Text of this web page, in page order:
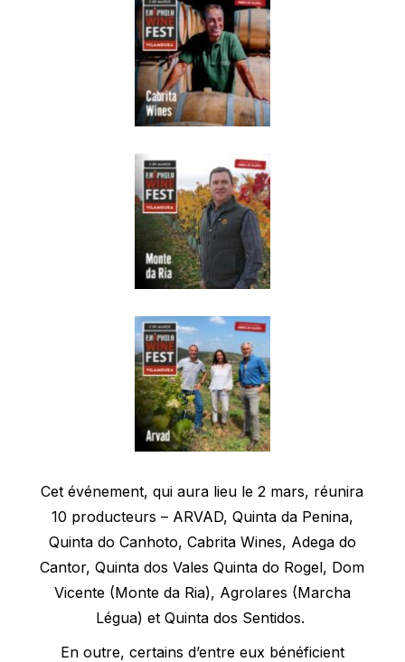
Cet événement, qui aura lieu le 2 mars, réunira
10 producteurs – ARVAD, Quinta da Penina,
Quinta do Canhoto, Cabrita Wines, Adega do
Cantor, Quinta dos Vales Quinta do Rogel, Dom
Vicente (Monte da Ria), Agrolares (Marcha
Légua) et Quinta dos Sentidos.
En outre, certains d’entre eux bénéficient